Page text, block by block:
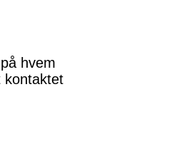
hvem
kontaktet